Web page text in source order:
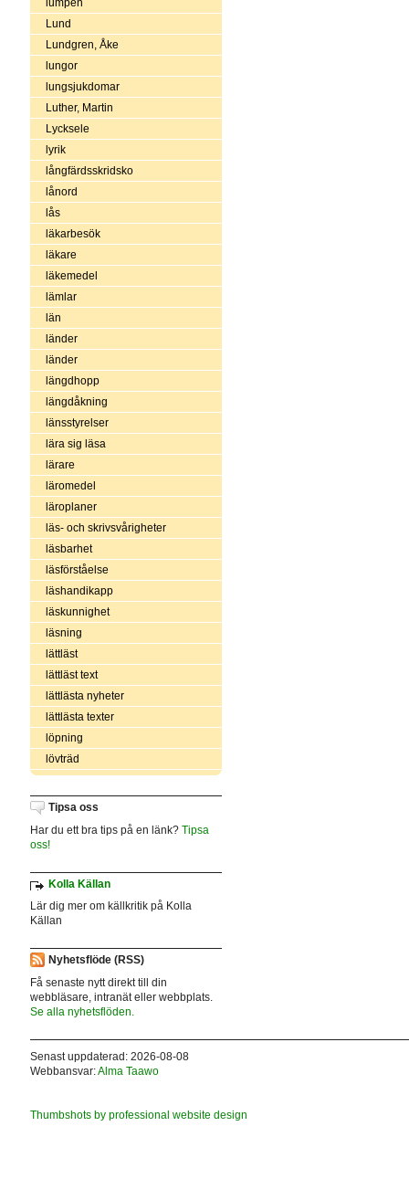
lumpen
Lund
Lundgren, Åke
lungor
lungsjukdomar
Luther, Martin
Lycksele
lyrik
långfärdsskridsko
lånord
lås
läkarbesök
läkare
läkemedel
lämlar
län
länder
länder
längdhopp
längdåkning
länsstyrelser
lära sig läsa
lärare
läromedel
läroplaner
läs- och skrivsvårigheter
läsbarhet
läsförståelse
läshandikapp
läskunnighet
läsning
lättläst
lättläst text
lättlästa nyheter
lättlästa texter
löpning
lövträd
Tipsa oss
Har du ett bra tips på en länk? Tipsa
oss!
Kolla Källan
Lär dig mer om källkritik på Kolla
Källan
Nyhetsflöde (RSS)
Få senaste nytt direkt till din
webbläsare, intranät eller webbplats.
Se alla nyhetsflöden.
Senast uppdaterad: 2026-08-08
Webbansvar:Alma Taawo
Thumbshots by professional website design